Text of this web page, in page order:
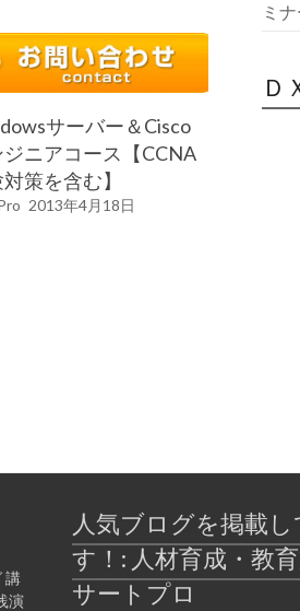
サーバー＆Cisco
ジニアコース【CCNA
策を含む】
2013年4月18日
ミ
Ｄ
講
演
人気ブログを掲載
す！: 人材育成・教
サートプロ